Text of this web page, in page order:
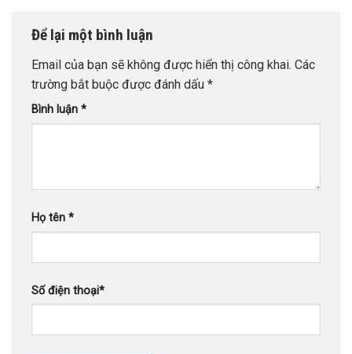
Để lại một bình luận
Email của bạn sẽ không được hiển thị công khai. Các
trường bắt buộc được đánh dấu *
Bình luận *
Họ tên *
Số điện thoại*